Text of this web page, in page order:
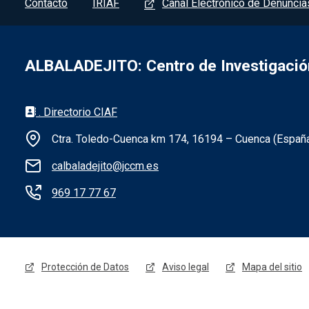
Contacto IRIAF Canal Electrónico de
ALBALADEJITO: Centro de
Información de la institución -
. Directorio CIAF
Ctra. Toledo-Cuenca km 174, 16194 – Cuenca
calbaladejito@jccm.es
969 17 77 67
Protección de Datos Aviso legal Mapa del sitio